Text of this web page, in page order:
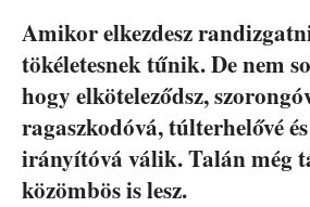
Amikor elkezdesz
tökéletesnek tűnik. De nem
hogy elköteleződsz,
ragaszkodóvá, túlterhelővé
irányítóvá válik. Talán még
közömbös is lesz.